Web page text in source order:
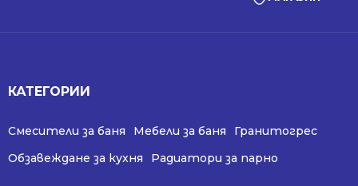
КАТЕГОРИИ
Смесители за баня Мебели за баня
Гранитогрес
Обзавеждане за кухня
Радиатори за парно